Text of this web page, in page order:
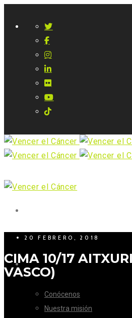
LA FUNDACIÓN
Conócenos
Nuestra misión
20 FEBRERO, 2018
CIMA 10/17
VASCO)